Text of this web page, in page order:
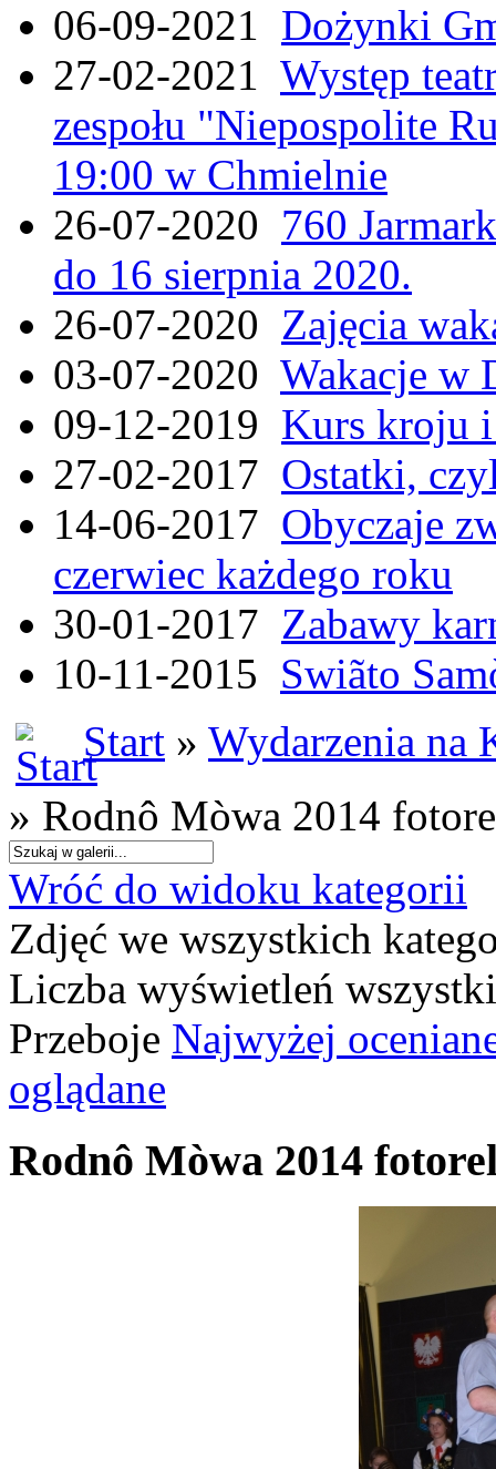
06-09-2021 Dożynki
27-02-2021 Występ
zespołu "Niepospolite
19:00 w Chmielnie
26-07-2020 760
do 16 sierpnia 2020.
26-07-2020 Zajęcia
03-07-2020 Wakacje w
09-12-2019 Kurs kroju i
27-02-2017 Ostatki,
14-06-2017 Obyczaje
czerwiec każdego roku
30-01-2017 Zabawy
10-11-2015 Swiãto
Start » Wydarzenia na
» Rodnô Mòwa 2014
Wróć do widoku kategorii
Zdjęć we wszystkich
Liczba wyświetleń
Przeboje Najwyżej
oglądane
Rodnô Mòwa 2014